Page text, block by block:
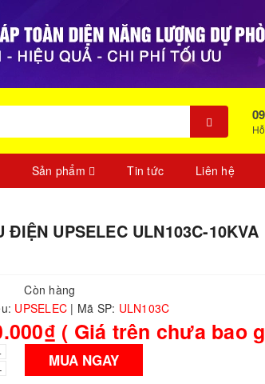
Sản phẩm Tin tức Liên hệ
ĐIỆN UPSELEC ULN103C-10KVA
Còn hàng
UPSELEC | Mã SP: ULN103C
( Giá trên chưa bao
MUA NGAY